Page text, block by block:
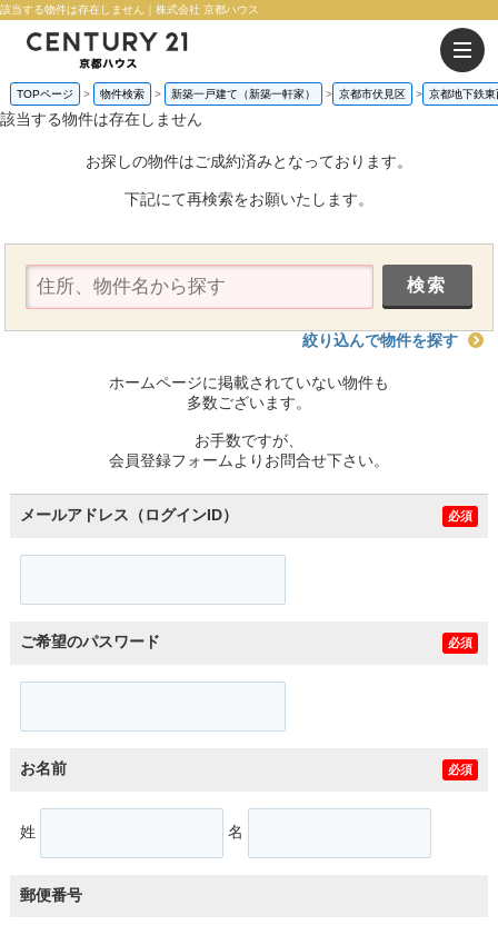
該当する物件は存在しません｜株式会社 京都ハウス
TOPページ 物件検索 新築一戸建て（新築一軒家） 京都市伏見区 京都地下鉄東
該当する物件は存在しません
お探しの物件はご成約済みとなっております。
下記にて再検索をお願いたします。
絞り込んで物件を探す
ホームページに掲載されていない物件も
多数ございます。
お手数ですが、
会員登録フォームよりお問合せ下さい。
メールアドレス（ログインID） 必須
ご希望のパスワード 必須
お名前 必須
姓 名
郵便番号